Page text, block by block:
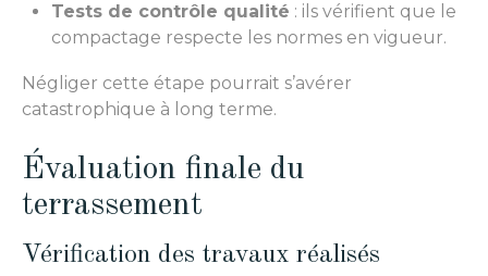
Tests de contrôle qualité : ils vérifient que le
compactage respecte les normes en vigueur.
Négliger cette étape pourrait s’avérer
catastrophique à long terme.
Évaluation finale du
terrassement
Vérification des travaux réalisés